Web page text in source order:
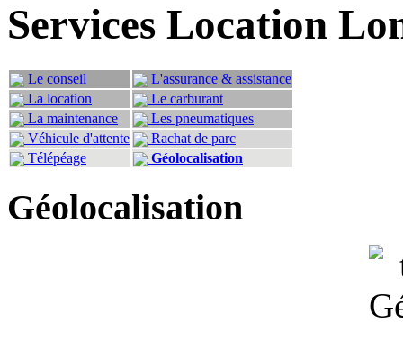
Services Location
Le conseil
L'assurance & assistance
La location
Le carburant
La maintenance
Les pneumatiques
Véhicule d'attente
Rachat de parc
Télépéage
Géolocalisation
Géolocalisation